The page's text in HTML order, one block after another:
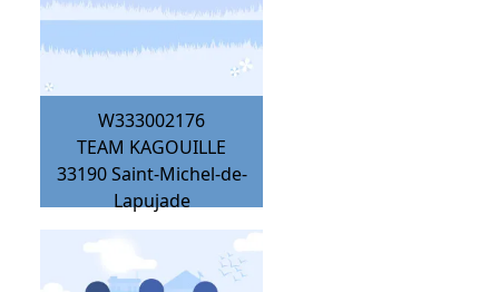
W333002176
TEAM KAGOUILLE
33190 Saint-Michel-de-
Lapujade